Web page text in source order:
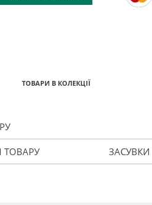
ТОВАРИ В КОЛЕКЦІЇ
ТОВАРУ ЗАСУВКИ